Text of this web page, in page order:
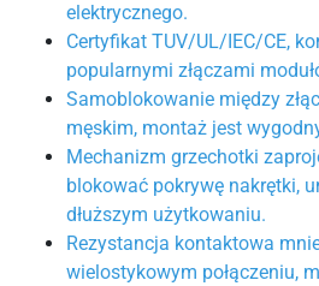
elektrycznego.
Certyfikat TUV/UL/IEC/CE,
popularnymi złączami
Samoblokowanie między
męskim, montaż jest
Mechanizm grzechotki
blokować pokrywę nakrętki,
dłuższym użytkowaniu.
Rezystancja kontaktowa
wielostykowym połączeniu,